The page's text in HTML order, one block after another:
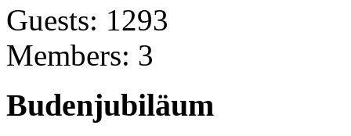
Guests: 1293
Members: 3
Budenjubiläum